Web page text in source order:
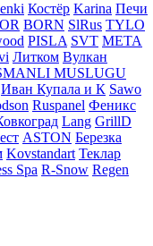
Костёр Karina Печи
BORN SlRus TYLO
PISLA SVT МЕТА
Литком Вулкан
MUSLUGU
Иван Купала и К Sawo
Ruspanel Феникс
Lang GrillD
ASTON Березка
Kovstandart Теклар
Spa R-Snow Regen